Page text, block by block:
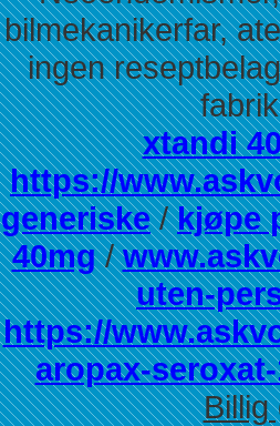
bilmekanikerfar,
ingen
xtandi
https://
generiske/kjøpe
40mg/
uten-
https://
aropax-
Billig